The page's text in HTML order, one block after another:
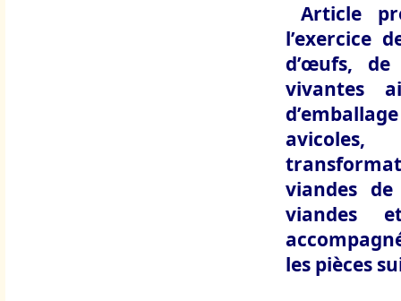
Article
l’exercice
d’œufs,
vivantes
viandes
viandes
les pièces